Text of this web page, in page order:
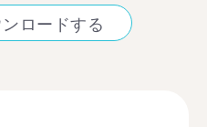
ロードする